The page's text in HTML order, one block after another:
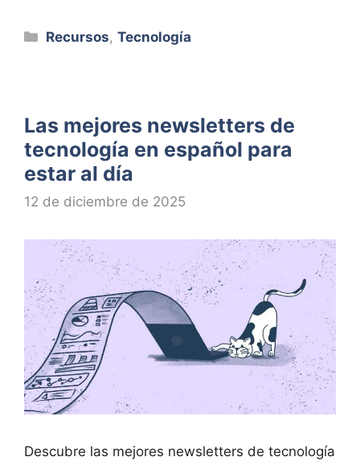
Categorías
Recursos,Tecnología
Las mejores newsletters de
tecnología en español para
estar al día
12 de diciembre de 2025
Descubre las mejores newsletters de tecnología